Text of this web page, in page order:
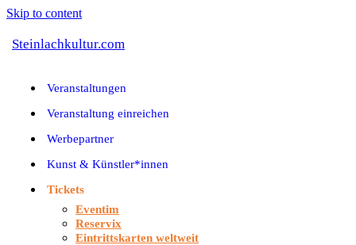
Skip to content
Steinlachkultur.com
Veranstaltungen
Veranstaltung einreichen
Werbepartner
Kunst & Künstler*innen
Tickets
Eventim
Reservix
Eintrittskarten weltweit